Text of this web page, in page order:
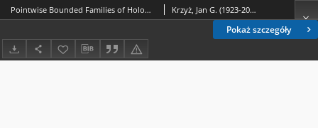
Pokaż szczegóły
Pointwise Bounded Families of Holomorphic Functions Krzyż, Jan G. (1923-2009); Rahman, Qazi Ibadur